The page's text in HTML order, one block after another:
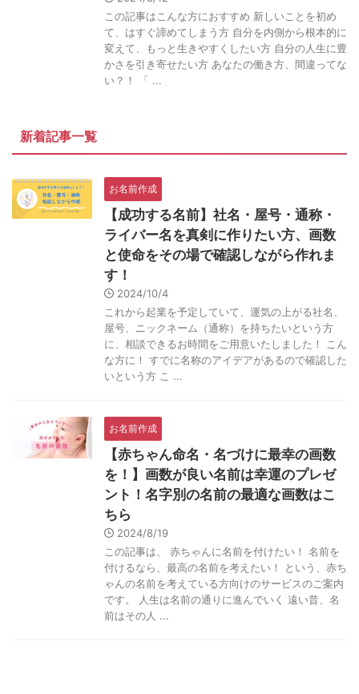
この記事はこんな方におすすめ 新しいことを初め
て、はすぐ諦めてしまう方 自分を内側から根本的に
変えて、もっと生きやすくしたい方 自分の人生に豊
かさを引き寄せたい方 あなたの働き方、間違ってな
い？！ 「 ...
新着記事一覧
お名前作成
【成功する名前】社名・屋号・通称・
ライバー名を真剣に作りたい方、画数
と使命をその場で確認しながら作れま
す！
2024/10/4
これから起業を予定していて、運気の上がる社名、
屋号、ニックネーム（通称）を持ちたいという方
に、相談できるお時間をご用意いたしました！ こん
な方に！ すでに名称のアイデアがあるので確認した
いという方 こ ...
お名前作成
【赤ちゃん命名・名づけに最幸の画数
を！】画数が良い名前は幸運のプレゼ
ント！名字別の名前の最適な画数はこ
ちら
2024/8/19
この記事は、 赤ちゃんに名前を付けたい！ 名前を
付けるなら、最高の名前を考えたい！ という、赤ち
ゃんの名前を考えている方向けのサービスのご案内
です。 人生は名前の通りに進んでいく 遠い昔、名
前はその人 ...